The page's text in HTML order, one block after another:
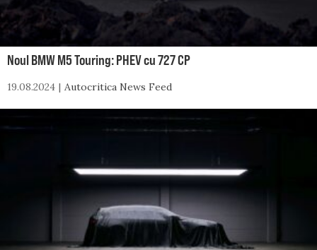
Noul BMW M5 Touring: PHEV cu 727 CP
19.08.2024 Autocritica News Feed